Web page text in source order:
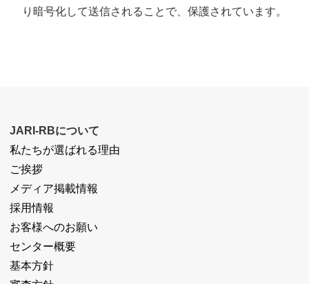
り暗号化して送信されることで、保護されています。
JARI-RBについて
私たちが選ばれる理由
ご挨拶
メディア掲載情報
採用情報
お客様へのお願い
センター概要
基本方針